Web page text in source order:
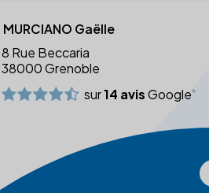
MURCIANO Gaëlle
8 Rue Beccaria
38000 Grenoble
sur14 avisGoogle